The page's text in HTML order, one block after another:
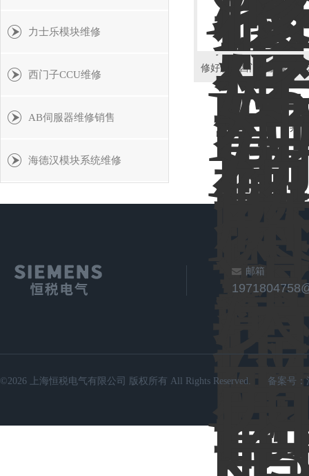
力士乐模块维修
西门子CCU维修
AB伺服器维修销售
海德汉模块系统维修
共
邮箱
©2026 上海恒税电气有限公司 版权所有 All Rights Reserved. 备案号：